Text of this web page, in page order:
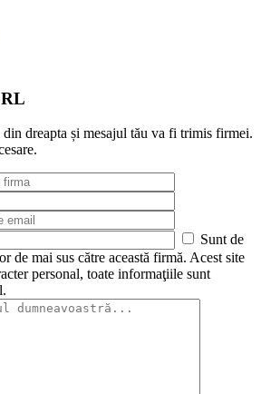
dreapta și mesajul tău va fi trimis firmei.
Sunt de
de mai sus către această firmă. Acest site
personal, toate informaţiile sunt